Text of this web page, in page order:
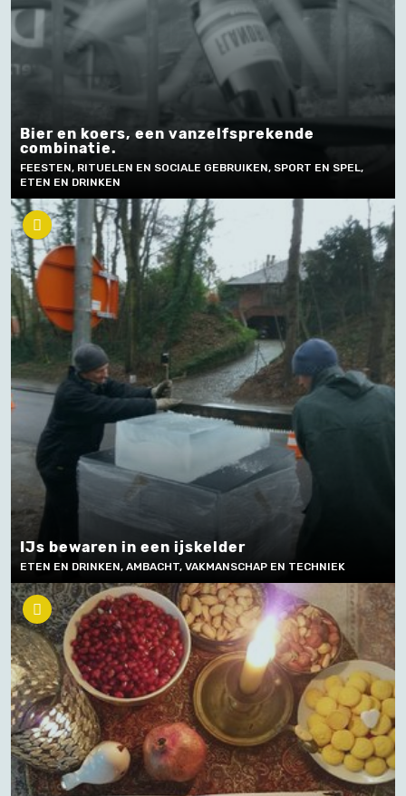
Bier en koers, een vanzelfsprekende
combinatie.
FEESTEN, RITUELEN EN SOCIALE GEBRUIKEN, SPORT EN SPEL,
ETEN EN DRINKEN
IJs bewaren in een ijskelder
ETEN EN DRINKEN, AMBACHT, VAKMANSCHAP EN TECHNIEK